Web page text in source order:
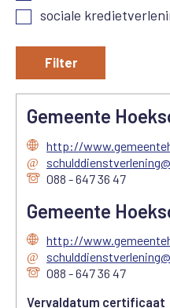
sociale
Filter
Gemeente
http://
088 - 647 36 47
Gemeente
http://
088 - 647 36 47
Vervaldatum certificaat